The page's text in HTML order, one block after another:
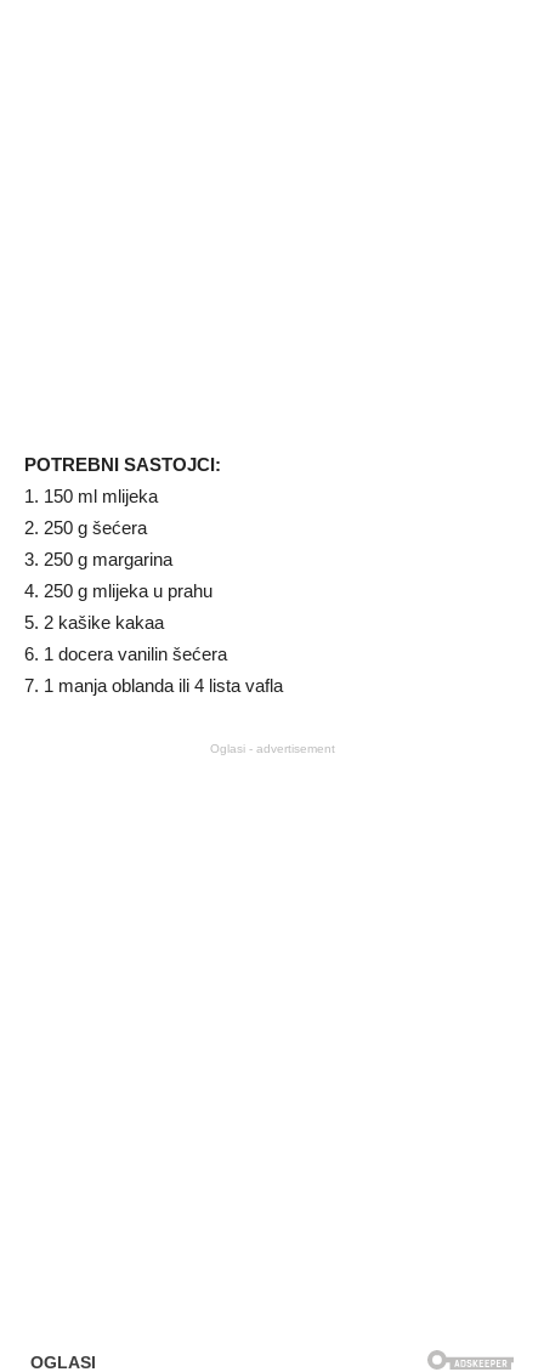
POTREBNI SASTOJCI:
1. 150 ml mlijeka
2. 250 g šećera
3. 250 g margarina
4. 250 g mlijeka u prahu
5. 2 kašike kakaa
6. 1 docera vanilin šećera
7. 1 manja oblanda ili 4 lista vafla
Oglasi - advertisement